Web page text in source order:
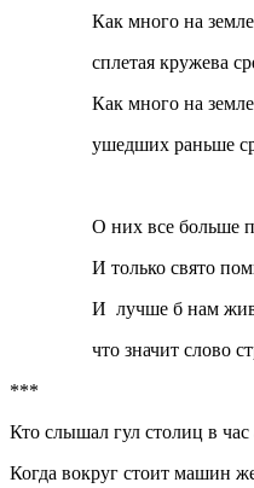
Как много на земле
сплетая кружева
Как много на земле
ушедших раньше
О них все больше
И только свято
И лучше б нам
что значит слово
***
Кто слышал гул столиц в час
Когда вокруг стоит машин